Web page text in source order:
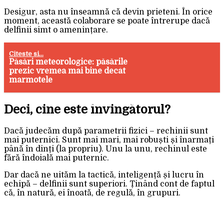
Desigur, asta nu înseamnă că devin prieteni. În orice
moment, această colaborare se poate întrerupe dacă
delfinii simt o amenințare.
Citeste si...
Păsări meteorologice: păsările
prezic vremea mai bine decât
marmotele
Deci, cine este învingătorul?
Dacă judecăm după parametrii fizici – rechinii sunt
mai puternici. Sunt mai mari, mai robuști și înarmați
până în dinți (la propriu). Unu la unu, rechinul este
fără îndoială mai puternic.
Dar dacă ne uităm la tactică, inteligență și lucru în
echipă – delfinii sunt superiori. Ținând cont de faptul
că, în natură, ei înoată, de regulă, în grupuri.